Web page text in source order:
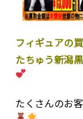
フィギュアの
たちゅう新潟
たくさんのお